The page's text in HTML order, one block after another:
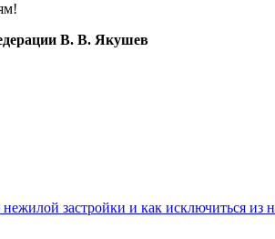
В. В. Якушев
застройки и как исключиться из